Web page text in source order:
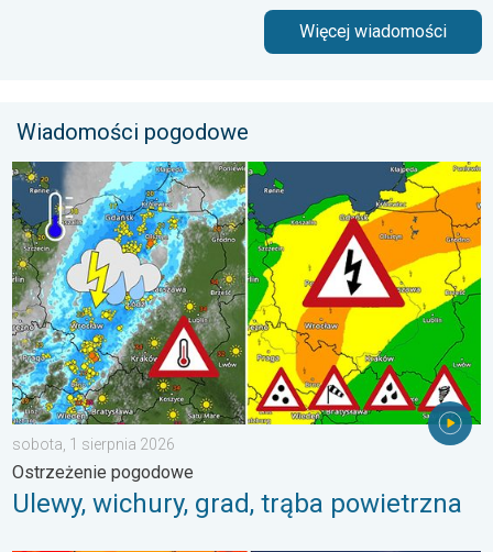
Więcej wiadomości
Wiadomości pogodowe
Ulewy, wichury, grad, trąba powietrzna. Ostrzeżenie
sobota, 1 sierpnia 2026
Ostrzeżenie pogodowe
Ulewy, wichury, grad, trąba powietrzna